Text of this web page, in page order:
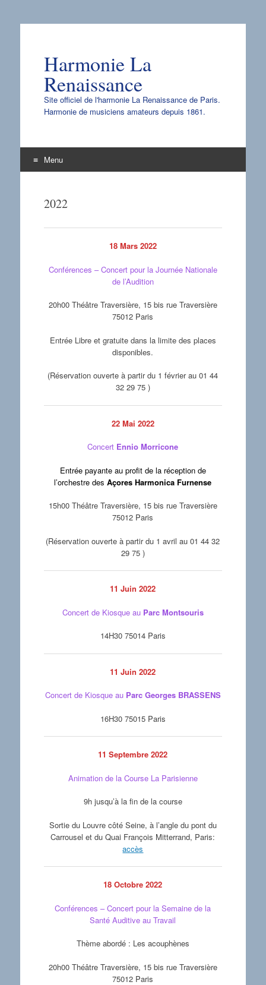
Harmonie La
Renaissance
Site officiel de l'harmonie La Renaissance de Paris.
Harmonie de musiciens amateurs depuis 1861.
Menu
contenu2022
18 Mars 2022
Conférences – Concert pour la Journée Nationale
de l’Audition
20h00 Théâtre Traversière, 15 bis rue Traversière
75012 Paris
Entrée Libre et gratuite dans la limite des places
disponibles.
(Réservation ouverte à partir du 1 février au 01 44
32 29 75 )
22 Mai 2022
Concert Ennio Morricone
Entrée payante au profit de la réception de
l’orchestre desAçores Harmonica Furnense
15h00 Théâtre Traversière, 15 bis rue Traversière
75012 Paris
(Réservation ouverte à partir du 1 avril au 01 44 32
29 75 )
11 Juin 2022
Concert de Kiosque au Parc Montsouris
14H30 75014 Paris
11 Juin 2022
Concert de Kiosque au Parc Georges BRASSENS
16H30 75015 Paris
11 Septembre 2022
Animation de la Course La Parisienne
9h jusqu’à la fin de la course
Sortie du Louvre côté Seine, à l’angle du pont du
Carrousel et du Quai François Mitterrand, Paris:
accès
18 Octobre 2022
Conférences – Concert pour la Semaine de la
Santé Auditive au Travail
Thème abordé : Les acouphènes
20h00 Théâtre Traversière, 15 bis rue Traversière
75012 Paris